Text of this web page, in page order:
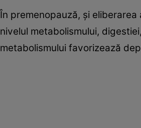
În premenopauză, şi
nivelul metabolismului,
metabolismului favorizează